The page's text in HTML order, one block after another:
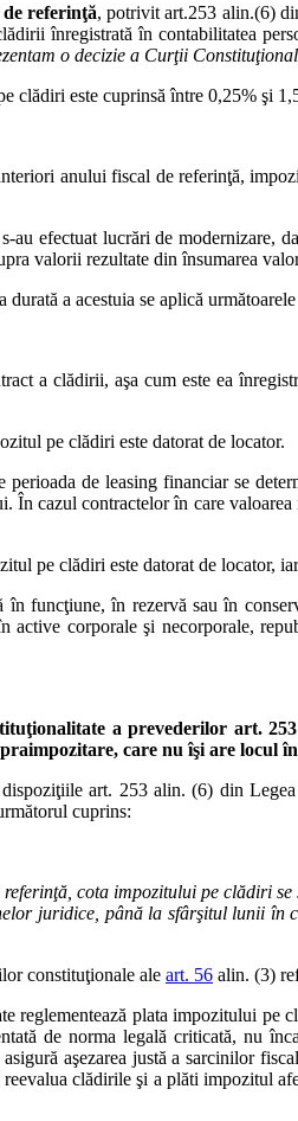
referinţă, potrivit art.253 alin.(6)
înregistrată în contabilitatea
o decizie a Curţii
clădiri este cuprinsă între 0,25% şi
anului fiscal de referinţă,
efectuat lucrări de
valorii rezultate din însumarea
durată a acestuia se aplică
a clădirii, aşa cum este ea
pe clădiri este datorat de locator.
de leasing financiar se
În cazul contractelor în care
pe clădiri este datorat de locator,
funcţiune, în rezervă sau în
corporale şi necorporale,
a prevederilor art.
care nu îşi are locul
art. 253 alin. (6) din
cuprins:
cota impozitului pe clădiri
juridice, până la sfârşitul lunii în
constituţionale ale art. 56 alin. (3)
reglementează plata impozitului
de norma legală criticată, nu
aşezarea justă a sarcinilor
clădirile şi a plăti impozitul